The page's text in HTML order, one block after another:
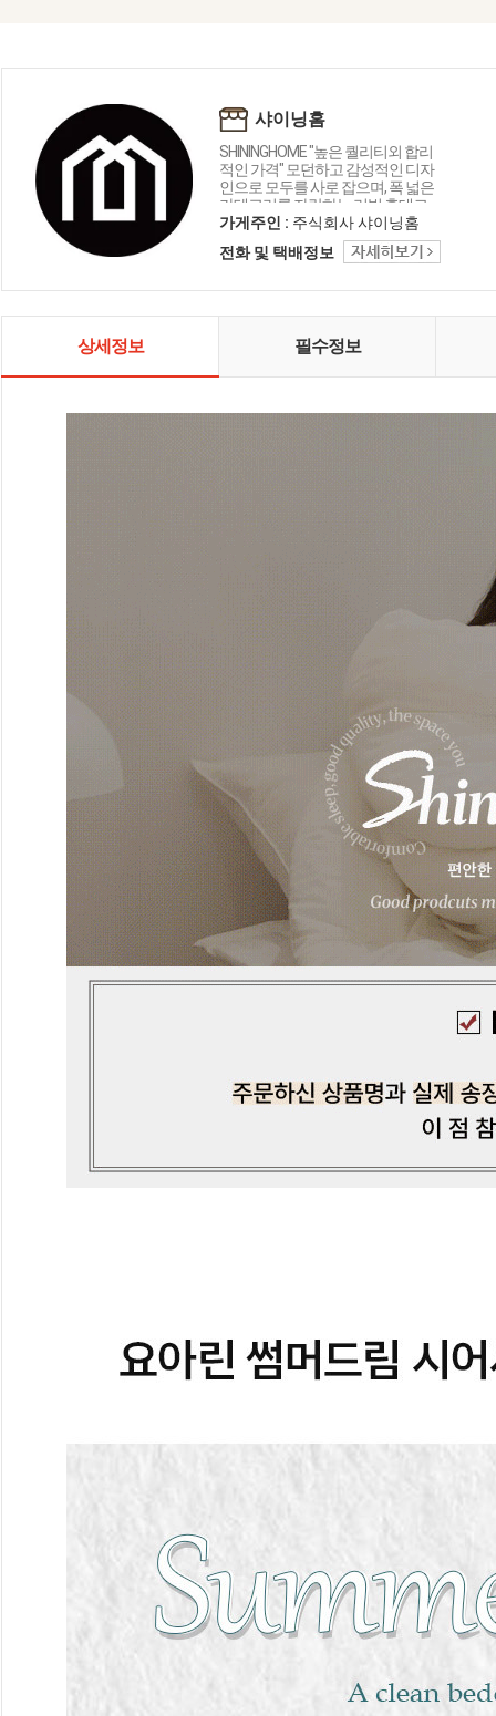
샤이닝홈
SHININGHOME "높은 퀄리티외 합리
적인 가격" 모던하고 감성적인 디자
인으로 모두를 사로 잡으며, 폭 넓은
카테고리를 자랑하는 리빙 홈데코
인테리어 샤이닝홈입니다.
가게주인 : 주식회사 샤이닝홈
전화 및 택배정보
상세정보 필수정보